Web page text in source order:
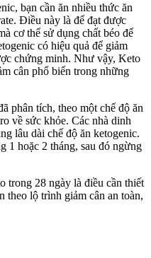
bạn cần ăn nhiều thức ăn
Điều này là để đạt được
cơ thể sử dụng chất béo để
có hiệu quả để giảm
chứng minh. Như vậy, Keto
cân phổ biến trong những
phân tích, theo một chế độ ăn
về sức khỏe. Các nhà dinh
lâu dài chế độ ăn ketogenic.
1 hoặc 2 tháng, sau đó ngừng
trong 28 ngày là điều cần thiết
theo lộ trình giảm cân an toàn,